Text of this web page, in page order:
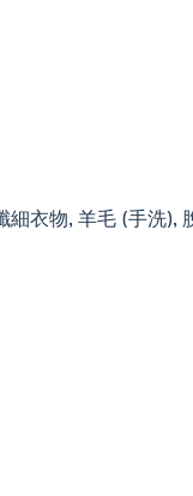
衣物, 羊毛 (手洗),